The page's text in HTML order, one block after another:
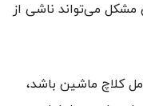
مشکل می‌تواند ناشی از
کلاچ ماشین باشد،